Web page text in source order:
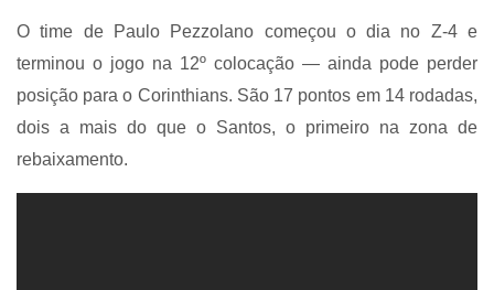
O time de Paulo Pezzolano começou o dia no Z-4 e
terminou o jogo na 12º colocação — ainda pode perder
posição para o Corinthians. São 17 pontos em 14 rodadas,
dois a mais do que o Santos, o primeiro na zona de
rebaixamento.